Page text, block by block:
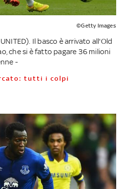
©Getty Images
UNITED). Il basco è arrivato all'Old
che si è fatto pagare 36 milioni
-
tutti i colpi